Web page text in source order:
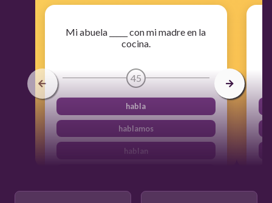
Mi abuela _____ con mi madre en la
cocina.
45
habla
hablamos
hablan